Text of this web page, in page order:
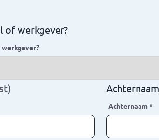
of werkgever?
Achternaam
Achternaam*